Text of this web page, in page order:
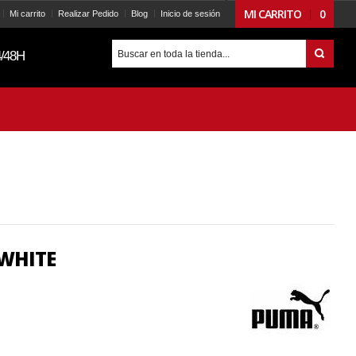
MI CARRITO 0
Mi carrito Realizar Pedido Blog Inicio de sesión
48H